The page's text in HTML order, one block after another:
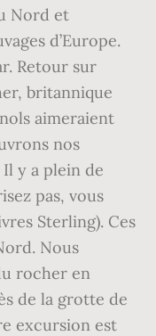
Nord et
d’Europe.
Retour sur
britannique
aimeraient
nos
y a plein de
pas, vous
Sterling). Ces
Nous
rocher en
de la grotte de
excursion est